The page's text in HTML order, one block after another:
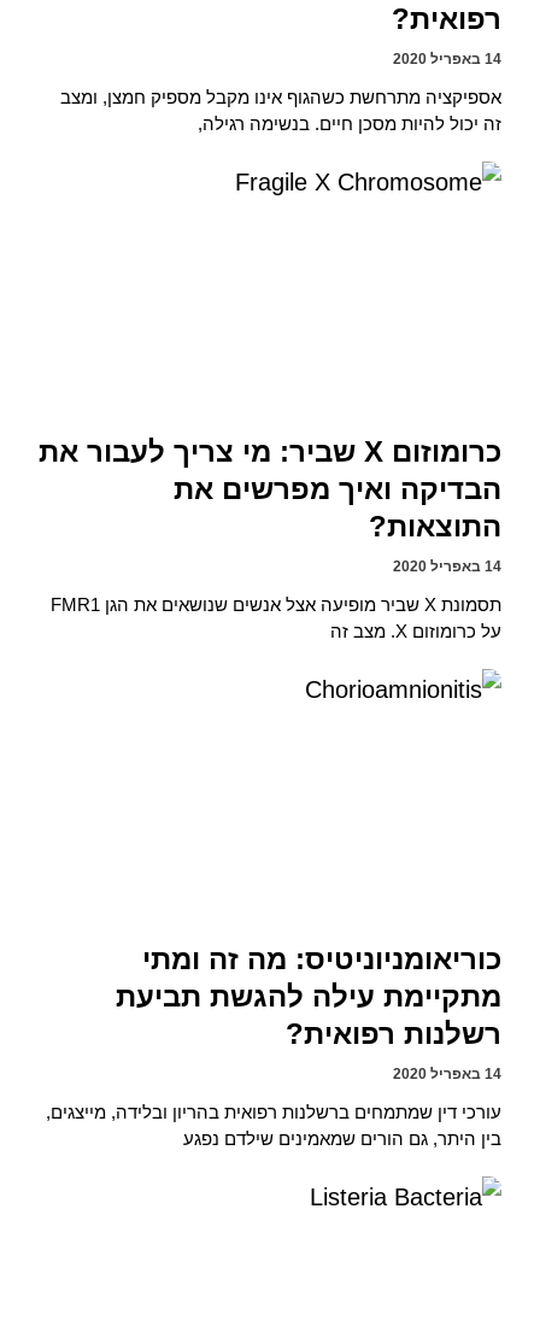
רפואית?
14 באפריל 2020
אספיקציה מתרחשת כשהגוף אינו מקבל מספיק חמצן, ומצב
זה יכול להיות מסכן חיים. בנשימה רגילה,
כרומוזום X שביר: מי צריך לעבור את
הבדיקה ואיך מפרשים את
התוצאות?
14 באפריל 2020
תסמונת X שביר מופיעה אצל אנשים שנושאים את הגן FMR1
על כרומוזום X. מצב זה
כוריאומניוניטיס: מה זה ומתי
מתקיימת עילה להגשת תביעת
רשלנות רפואית?
14 באפריל 2020
עורכי דין שמתמחים ברשלנות רפואית בהריון ובלידה, מייצגים,
בין היתר, גם הורים שמאמינים שילדם נפגע